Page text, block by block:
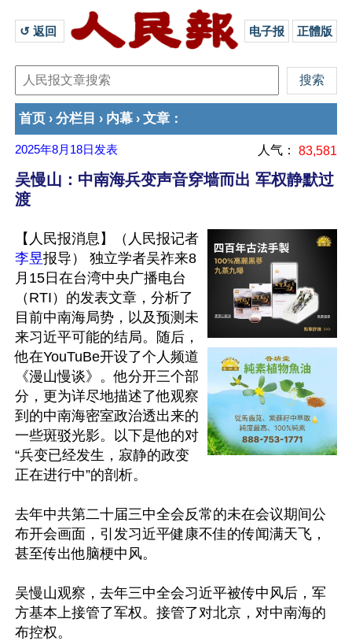
↺ 返回 电子报 正體版
首页 › 分栏目 › 内幕 › 文章 ：
2025年8月18日 发表 人气： 83,581
吴慢山：中南海兵变声音穿墙而出 军权静默过
渡
【人民报消息】（人民报记者
李昱报导） 独立学者吴祚来8
月15日在台湾中央广播电台
（RTI）的发表文章，分析了
目前中南海局势，以及预测未
来习近平可能的结局。随后，
他在YouTuBe开设了个人频道
《漫山慢谈》。他分开三个部
分，更为详尽地描述了他观察
到的中南海密室政治透出来的
一些斑驳光影。以下是他的对
“兵变已经发生，寂静的政变
正在进行中”的剖析。
去年中共第二十届三中全会反常的未在会议期间公
布开会画面，引发习近平健康不佳的传闻满天飞，
甚至传出他脑梗中风。
吴慢山观察，去年三中全会习近平被传中风后，军
方基本上接管了军权。接管了对北京，对中南海的
布控权。